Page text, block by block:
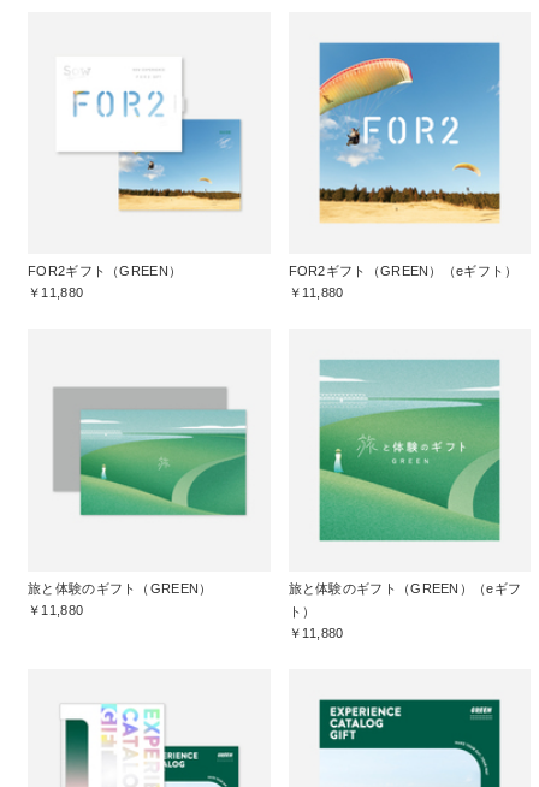
FOR2ギフト（GREEN）
￥11,880
FOR2ギフト（GREEN）（eギフト）
￥11,880
旅と体験のギフト（GREEN）
￥11,880
旅と体験のギフト（GREEN）（eギフ
ト）
￥11,880